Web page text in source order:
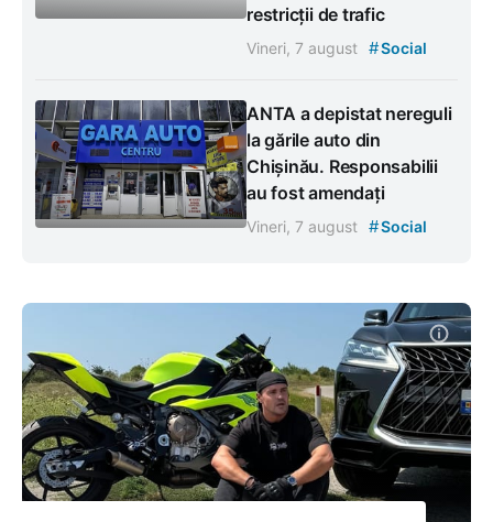
restricții de trafic
Vineri, 7 august #Social
ANTA a depistat nereguli
la gările auto din
Chișinău. Responsabilii
au fost amendați
Vineri, 7 august #Social